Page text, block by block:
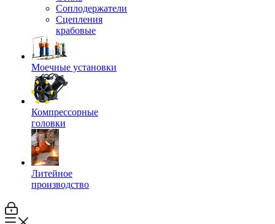
Соплодержатели
Сцепления
крабовые
Моечные установки
Компрессорные
головки
Литейное
производство